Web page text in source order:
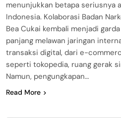
menunjukkan betapa seriusnya
Indonesia. Kolaborasi Badan
Bea Cukai kembali menjadi
panjang melawan jaringan
transaksi digital, dari e-
seperti tokopedia, ruang gerak
Namun, pengungkapan…
Read More